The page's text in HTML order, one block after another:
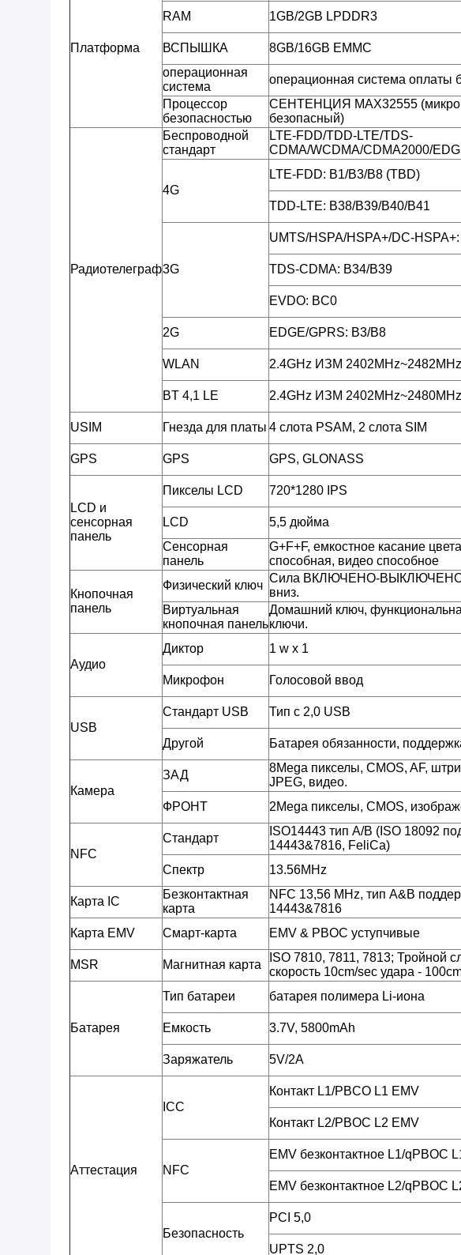
Платформа
RAM 1GB/2GB LPDDR3
ВСПЫШКА
8GB/16GB EMMC
операционная
система
операционная система оплаты
Процессор
безопасностью
СЕНТЕНЦИЯ MAX32555
безопасный)
Радиотелеграф
Беспроводной
стандарт
LTE-FDD/TDD-LTE/TDS-
CDMA/WCDMA/CDMA2000/
4G
LTE-FDD: B1/B3/B8 (TBD)
TDD-LTE: B38/B39/B40/B41
3G
UMTS/HSPA/HSPA+/DC-
TDS-CDMA: B34/B39
EVDO: BC0
2G EDGE/GPRS: B3/B8
WLAN 2.4GHz ИЗМ 2402MHz~2482MHz
BT 4,1 LE 2.4GHz ИЗМ 2402MHz~2480MHz
USIM Гнезда для платы 4 слота PSAM, 2 слота SIM
GPS GPS GPS, GLONASS
LCD и
сенсорная
панель
Пикселы LCD 720*1280 IPS
LCD
5,5 дюйма
Сенсорная
панель
G+F+F, емкостное касание
способная, видео способное
Кнопочная
панель
Физический ключ
Сила ВКЛЮЧЕНО-ВЫКЛЮЧЕНО,
вниз.
Виртуальная
кнопочная панель
Домашний ключ,
ключи.
Аудио
Диктор 1 w x 1
Микрофон Голосовой ввод
USB
Стандарт USB Тип c 2,0 USB
Другой Батарея обязанности,
Камера
ЗАД
8Mega пикселы, CMOS, AF,
JPEG, видео.
ФРОНТ
2Mega пикселы, CMOS,
NFC
Стандарт
ISO14443 тип A/B (ISO 18092
14443&7816, FeliCa)
Спектр
13.56MHz
Карта IC
Безконтактная
карта
NFC 13,56 MHz, тип A&B
14443&7816
Карта EMV
Смарт-карта EMV & PBOC уступчивые
MSR Магнитная карта
ISO 7810, 7811, 7813; Тройной
скорость 10cm/sec удара -
Батарея
Тип батареи батарея полимера Li-иона
Емкость 3.7V, 5800mAh
Заряжатель 5V/2A
Аттестация
ICC
Контакт L1/PBCO L1 EMV
Контакт L2/PBOC L2 EMV
NFC
EMV безконтактное L1/qPBOC
EMV безконтактное L2/qPBOC
Безопасность
PCI 5,0
UPTS 2,0